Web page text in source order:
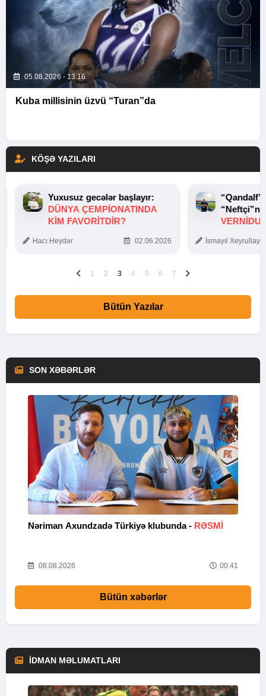
05.08.2026 - 13:16
Kuba millisinin üzvü “Turan”da
KÖŞƏ YAZILARI
Yuxusuz gecələr başlayır:
DÜNYA ÇEMPIONATINDA
KIM FAVORITDIR?
Hacı Heydər 02.06.2026 İsmayıl
1 2 3 4 5 6 7
Bütün Yazılar
SON XƏBƏRLƏR
Nəriman Axundzadə Türkiyə klubunda - RƏSMİ
08.08.2026 00:41
Bütün xəbərlər
İDMAN MƏLUMATLARI